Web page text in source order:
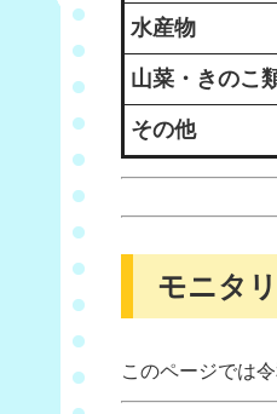
水産物
山菜・きのこ
その他
モニタ
このページでは